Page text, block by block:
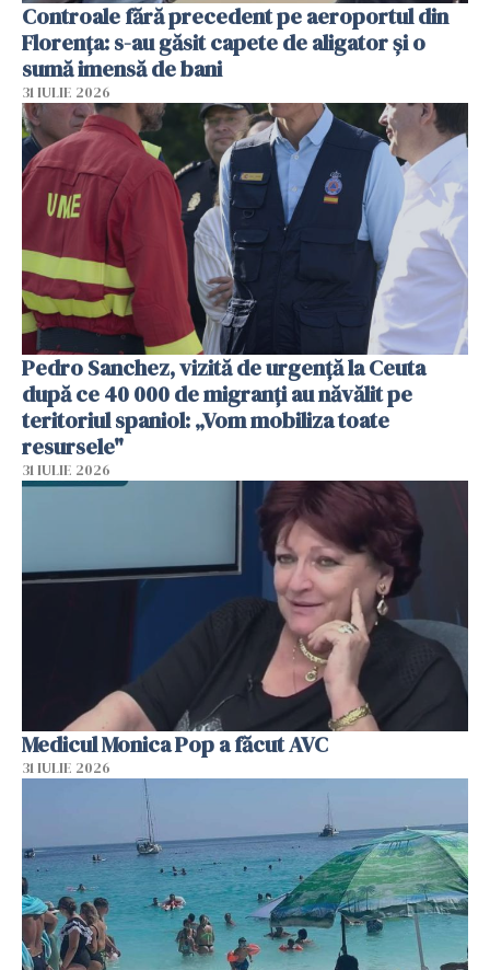
Controale fără precedent pe aeroportul din
Florența: s-au găsit capete de aligator și o
sumă imensă de bani
31 IULIE 2026
Pedro Sanchez, vizită de urgență la Ceuta
după ce 40 000 de migranți au năvălit pe
teritoriul spaniol: „Vom mobiliza toate
resursele"
31 IULIE 2026
Medicul Monica Pop a făcut AVC
31 IULIE 2026